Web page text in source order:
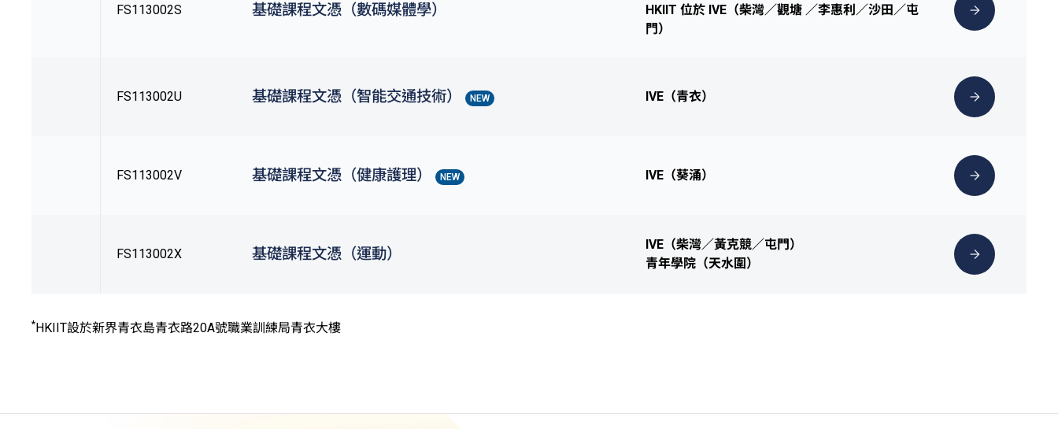
FS113002S 基礎課程文憑（數碼媒體學）
HKIIT 位於 IVE（柴灣／觀塘 ／李惠利／沙田／屯
門）
FS113002U 基礎課程文憑（智能交通技術） NEW IVE（青衣）
FS113002V 基礎課程文憑（健康護理） NEW IVE（葵涌）
FS113002X 基礎課程文憑（運動）
IVE（柴灣／黃克競／屯門）
青年學院（天水圍）
*HKIIT設於新界青衣島青衣路20A號職業訓練局青衣大樓